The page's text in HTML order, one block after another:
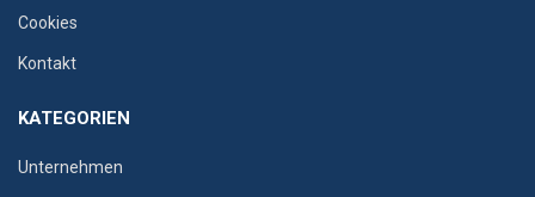
Cookies
Kontakt
KATEGORIEN
Unternehmen